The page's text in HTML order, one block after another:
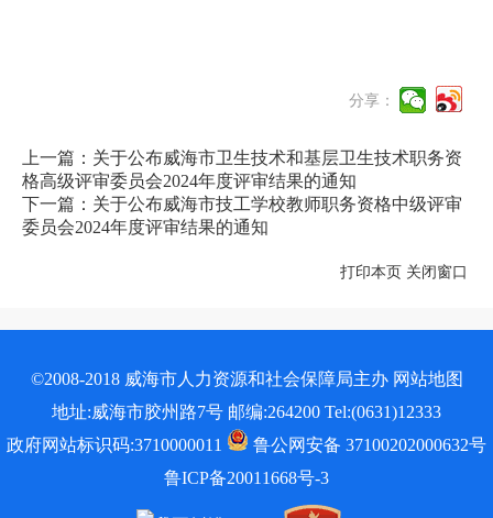
分享：
上一篇：关于公布威海市卫生技术和基层卫生技术职务资
格高级评审委员会2024年度评审结果的通知
下一篇：关于公布威海市技工学校教师职务资格中级评审
委员会2024年度评审结果的通知
打印本页 关闭窗口
©2008-2018 威海市人力资源和社会保障局主办 网站地图
地址:威海市胶州路7号 邮编:264200 Tel:(0631)12333
政府网站标识码:3710000011
鲁公网安备 37100202000632号
鲁ICP备20011668号-3